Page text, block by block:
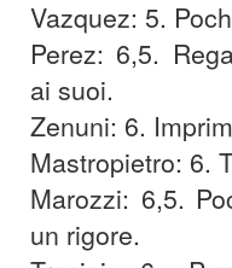
Vazquez: 5.
Perez: 6,5.
ai suoi.
Zenuni: 6.
Mastropietro: 6.
Marozzi: 6,5.
un rigore.